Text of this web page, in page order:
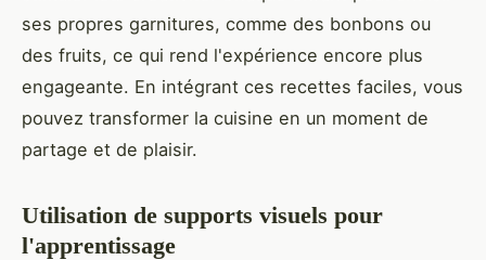
ses propres garnitures, comme des bonbons ou
des fruits, ce qui rend l'expérience encore plus
engageante. En intégrant ces recettes faciles, vous
pouvez transformer la cuisine en un moment de
partage et de plaisir.
Utilisation de supports visuels pour
l'apprentissage